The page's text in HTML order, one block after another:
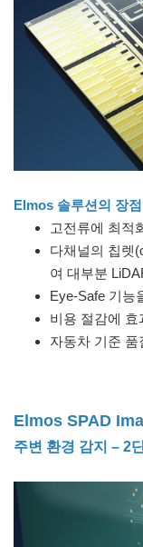
Elmos 솔루션의 장점
고전류에 최적
다채널의 칩렛
여 대부분
Eye-Safe 기능
비용 절감에
자동차 기준 품
Elmos SPAD
주변 환경 감지 – 2